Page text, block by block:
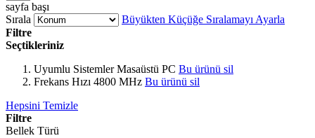
sayfa başı
Sırala
Büyükten Küçüğe Sıralamayı Ayarla
Filtre
Seçtikleriniz
Uyumlu Sistemler Masaüstü PC Bu ürünü sil
Frekans Hızı 4800 MHz Bu ürünü sil
Hepsini Temizle
Filtre
Bellek Türü